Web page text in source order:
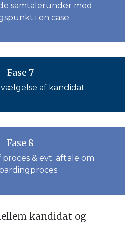
samtalerunder med
i en case
Fase 7
af kandidat
Fase 8
& evt. aftale om
kandidat og